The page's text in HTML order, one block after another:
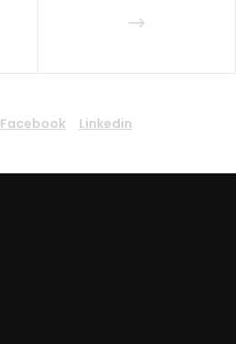
Facebook Linkedin